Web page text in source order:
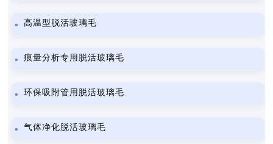
高温型脱活玻璃毛
痕量分析专用脱活玻璃毛
环保吸附管用脱活玻璃毛
气体净化脱活玻璃毛